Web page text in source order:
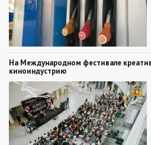
На Международном фестивале
киноиндустрию